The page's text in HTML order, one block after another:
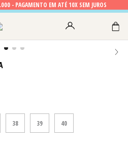
- PAGAMENTO EM ATÉ 10X SEM JUROS
38 39 40